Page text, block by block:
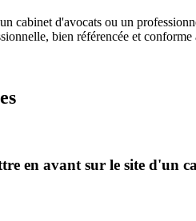
cabinet d'avocats ou un
bien référencée et
en avant sur le site d'un